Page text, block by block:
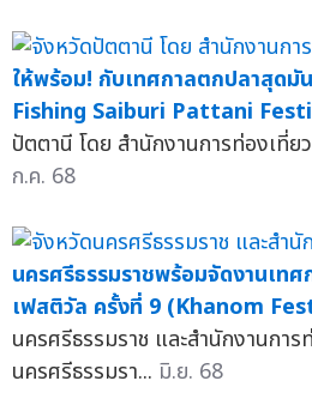
ให้พร้อม! กับเทศกาลตกปลาสุด
Fishing Saiburi Pattani
ปัตตานี โดย สำนักงานการท่องเที่ย
ก.ค. 68
นครศรีธรรมราชพร้อมจัดงานเท
เฟสติวัล ครั้งที่ 9 (Khanom
นครศรีธรรมราช และสำนักงานกา
นครศรีธรรมรา... มิ.ย. 68